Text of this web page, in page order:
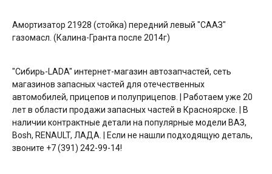
Амортизатор 21928 (стойка) передний левый "СААЗ"
газомасл. (Калина-Гранта после 2014г)
"Сибирь-LADA" интернет-магазин автозапчастей, сеть
магазинов запасных частей для отечественных
автомобилей, прицепов и полуприцепов. | Работаем уже 20
лет в области продажи запасных частей в Красноярске. | В
наличии контрактные детали на популярные модели ВАЗ,
Bosh, RENAULT, ЛАДА. | Если не нашли подходящую деталь,
звоните +7 (391) 242-99-14!